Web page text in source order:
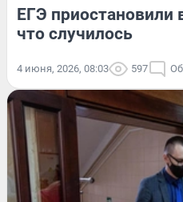
ЕГЭ приостановили
что случилось
4 июня, 2026, 08:03 597